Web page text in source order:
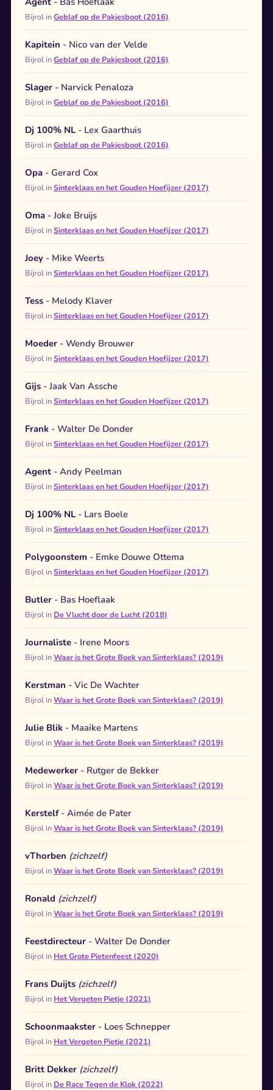
Bijrol inGeblaf op de Pakjesboot (2016)
Kapitein - Nico van der Velde
Bijrol inGeblaf op de Pakjesboot (2016)
Slager - Narvick Penaloza
Bijrol inGeblaf op de Pakjesboot (2016)
Dj 100% NL - Lex Gaarthuis
Bijrol inGeblaf op de Pakjesboot (2016)
Opa - Gerard Cox
Bijrol inSinterklaas en het Gouden Hoefijzer (2017)
Oma - Joke Bruijs
Bijrol inSinterklaas en het Gouden Hoefijzer (2017)
Joey - Mike Weerts
Bijrol inSinterklaas en het Gouden Hoefijzer (2017)
Tess - Melody Klaver
Bijrol inSinterklaas en het Gouden Hoefijzer (2017)
Moeder - Wendy Brouwer
Bijrol inSinterklaas en het Gouden Hoefijzer (2017)
Gijs - Jaak Van Assche
Bijrol inSinterklaas en het Gouden Hoefijzer (2017)
Frank - Walter De Donder
Bijrol inSinterklaas en het Gouden Hoefijzer (2017)
Agent - Andy Peelman
Bijrol inSinterklaas en het Gouden Hoefijzer (2017)
Dj 100% NL - Lars Boele
Bijrol inSinterklaas en het Gouden Hoefijzer (2017)
Polygoonstem - Emke Douwe Ottema
Bijrol inSinterklaas en het Gouden Hoefijzer (2017)
Butler - Bas Hoeflaak
Bijrol in De Vlucht door de Lucht (2018)
Journaliste - Irene Moors
Bijrol inWaar is het Grote Boek van Sinterklaas? (2019)
Kerstman - Vic De Wachter
Bijrol inWaar is het Grote Boek van Sinterklaas? (2019)
Julie Blik - Maaike Martens
Bijrol inWaar is het Grote Boek van Sinterklaas? (2019)
Medewerker - Rutger de Bekker
Bijrol inWaar is het Grote Boek van Sinterklaas? (2019)
Kerstelf- Aimée de Pater
Bijrol inWaar is het Grote Boek van Sinterklaas? (2019)
vThorben (zichzelf)
Bijrol inWaar is het Grote Boek van Sinterklaas? (2019)
Ronald (zichzelf)
Bijrol inWaar is het Grote Boek van Sinterklaas? (2019)
Feestdirecteur - Walter De Donder
Bijrol in Het Grote Pietenfeest (2020)
Frans Duijts (zichzelf)
Bijrol in Het Vergeten Pietje (2021)
Schoonmaakster - Loes Schnepper
Bijrol in Het Vergeten Pietje (2021)
Britt Dekker (zichzelf)
Bijrol in De Race Tegen de Klok (2022)